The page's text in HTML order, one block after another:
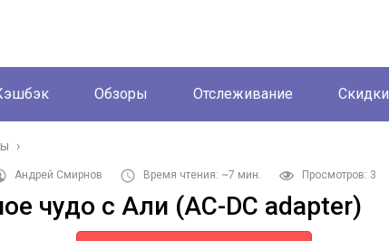
Обзоры Отслеживание Скидки
›
Андрей Смирнов Время чтения: ~7 мин. Просмотров: 3
чудо с Али (АС-DC adapter)